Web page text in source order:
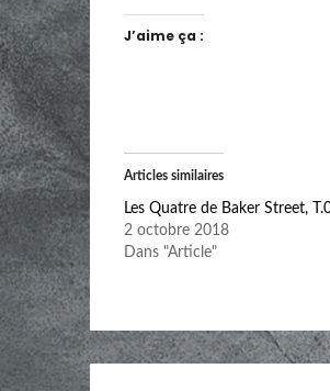
J’aime ça :
Articles similaires
Les Quatre de Baker Street,
2 octobre 2018
Dans "Article"